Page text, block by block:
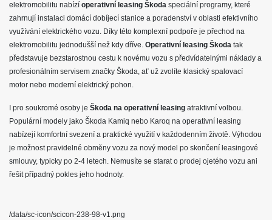
elektromobilitu nabízí operativní leasing Škoda speciální programy, které
zahrnují instalaci domácí dobíjecí stanice a poradenství v oblasti efektivního
využívání elektrického vozu. Díky této komplexní podpoře je přechod na
elektromobilitu jednodušší než kdy dříve. Operativní leasing Škoda tak
představuje bezstarostnou cestu k novému vozu s předvídatelnými náklady a
profesionálním servisem značky Škoda, ať už zvolíte klasický spalovací
motor nebo moderní elektrický pohon.
I pro soukromé osoby je Škoda na operativní leasing atraktivní volbou.
Populární modely jako Škoda Kamiq nebo Karoq na operativní leasing
nabízejí komfortní svezení a praktické využití v každodenním životě. Výhodou
je možnost pravidelné obměny vozu za nový model po skončení leasingové
smlouvy, typicky po 2-4 letech. Nemusíte se starat o prodej ojetého vozu ani
řešit případný pokles jeho hodnoty.
/data/sc-icon/scicon-238-98-v1.png